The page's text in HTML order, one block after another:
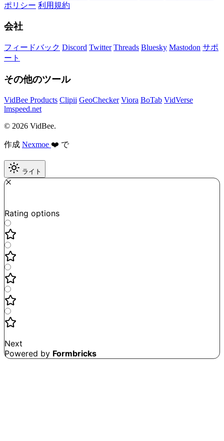
ポリシー 利用規約
会社
フィードバック Discord Twitter Threads Bluesky Mastodon サポ
ート
その他のツール
VidBee Products Clipii GeoChecker Viora BoTab VidVerse
lmspeed.net
© 2026 VidBee.
作成 Nexmoe ❤️ で
ライト
Rating options
Next
Powered by Formbricks